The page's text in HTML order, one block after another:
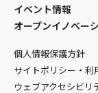
イベント情報
オープンイノベー
個人情報保護方針
サイトポリシー・利
ウェブアクセシビリ